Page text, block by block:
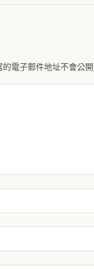
電子郵件地址不會公開